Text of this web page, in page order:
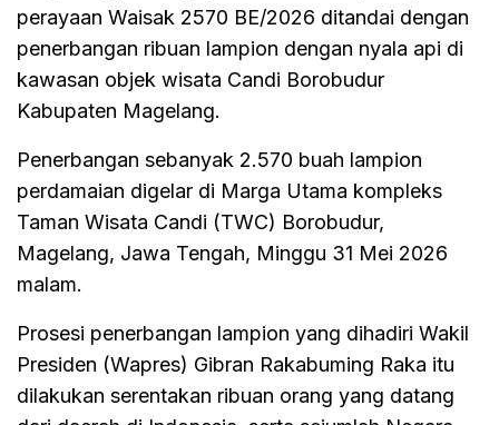
perayaan Waisak 2570 BE/2026 ditandai dengan
penerbangan ribuan lampion dengan nyala api di
kawasan objek wisata Candi Borobudur
Kabupaten Magelang.
Penerbangan sebanyak 2.570 buah lampion
perdamaian digelar di Marga Utama kompleks
Taman Wisata Candi (TWC) Borobudur,
Magelang, Jawa Tengah, Minggu 31 Mei 2026
malam.
Prosesi penerbangan lampion yang dihadiri Wakil
Presiden (Wapres) Gibran Rakabuming Raka itu
dilakukan serentakan ribuan orang yang datang